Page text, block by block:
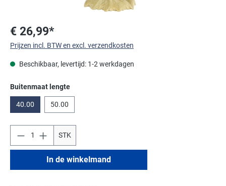
€ 26,99*
Prijzen incl. BTW en excl. verzendkosten
Beschikbaar, levertijd: 1-2 werkdagen
Selecteer
Buitenmaat lengte
40.00 50.00
STK
In de winkelmand